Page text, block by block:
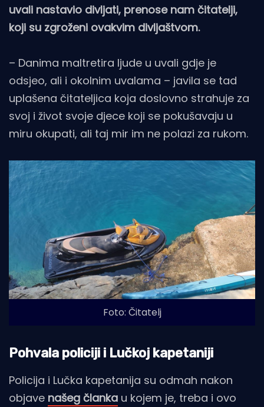
uvali nastavio divljati, prenose nam čitatelji,
koji su zgroženi ovakvim divljaštvom.
– Danima maltretira ljude u uvali gdje je
odsjeo, ali i okolnim uvalama – javila se tad
uplašena čitateljica koja doslovno strahuje za
svoj i život svoje djece koji se pokušavaju u
miru okupati, ali taj mir im ne polazi za rukom.
Foto: Čitatelj
Pohvala policiji i Lučkoj kapetaniji
Policija i Lučka kapetanija su odmah nakon
objave našeg članka u kojem je, treba i ovo